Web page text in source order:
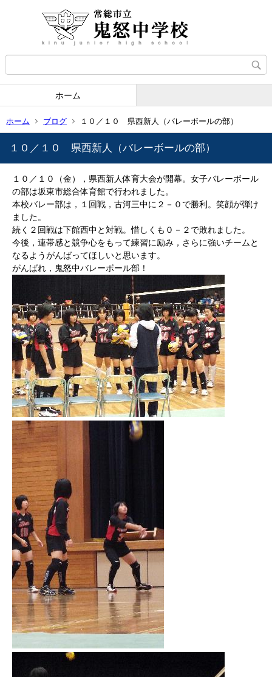
ホーム
ホーム ブログ １０／１０ 県西新人（バレーボールの部）
１０／１０ 県西新人（バレーボールの部）
１０／１０（金），県西新人体育大会が開幕。女子バレーボール
の部は坂東市総合体育館で行われました。
本校バレー部は，１回戦，古河三中に２－０で勝利。笑顔が弾け
ました。
続く２回戦は下館西中と対戦。惜しくも０－２で敗れました。
今後，連帯感と競争心をもって練習に励み，さらに強いチームと
なるようがんばってほしいと思います。
がんばれ，鬼怒中バレーボール部！